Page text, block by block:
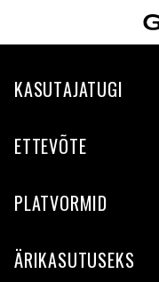
KASUTAJATUGI
ETTEVÕTE
PLATVORMID
ÄRIKASUTUSEKS